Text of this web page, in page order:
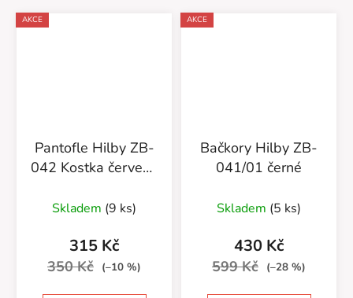
AKCE
Pantofle Hilby ZB-
042 Kostka červený
Skladem (9 ks)
315 Kč
350 Kč (–10 %)
AKCE
Bačkory Hilby ZB-
041/01 černé
Skladem (5 ks)
430 Kč
599 Kč (–28 %)